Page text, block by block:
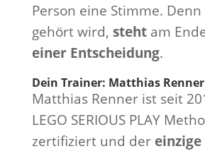
Person eine Stimme.
gehört wird, steht am
einer Entscheidung.
Dein Trainer: Matthias Renner
Matthias Renner ist seit
LEGO SERIOUS PLAY
zertifiziert und der